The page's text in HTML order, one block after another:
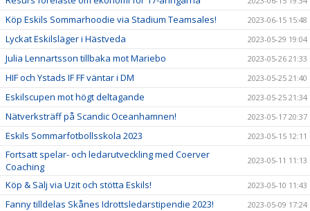
Köp Eskils Sommarhoodie via Stadium Teamsales! 2023-06-15 15:48
Lyckat Eskilsläger i Hästveda 2023-05-29 19:04
Julia Lennartsson tillbaka mot Mariebo 2023-05-26 21:33
HIF och Ystads IF FF väntar i DM 2023-05-25 21:40
Eskilscupen mot högt deltagande 2023-05-25 21:34
Nätverksträff på Scandic Oceanhamnen! 2023-05-17 20:37
Eskils Sommarfotbollsskola 2023 2023-05-15 12:11
Fortsatt spelar- och ledarutveckling med Coerver
Coaching
2023-05-11 11:13
Köp & Sälj via Uzit och stötta Eskils! 2023-05-10 11:43
Fanny tilldelas Skånes Idrottsledarstipendie 2023! 2023-05-09 17:24